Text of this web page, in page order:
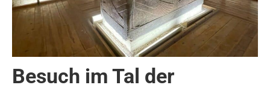
Besuch im Tal der